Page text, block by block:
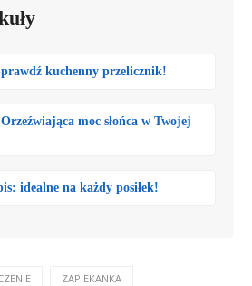
kuchenny przelicznik!
moc słońca w Twojej
idealne na każdy posiłek!
ZAPIEKANKA